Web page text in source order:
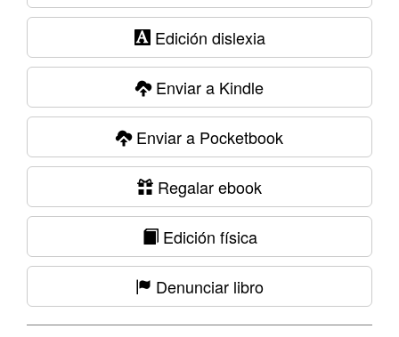
Edición dislexia
Enviar a Kindle
Enviar a Pocketbook
Regalar ebook
Edición física
Denunciar libro